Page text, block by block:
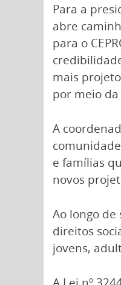
Para a
abre
para o
mais
por meio
A
e famílias
novos
Ao longo
direitos
jovens,